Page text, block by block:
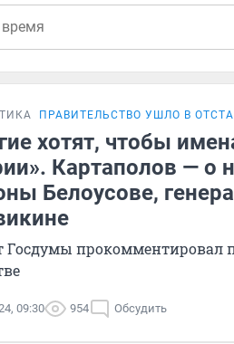
ПРАВИТЕЛЬСТВО УШЛО В
хотят, чтобы
Картаполов — о
Белоусове,
Госдумы прокомментировал
09:30 954 Обсудить